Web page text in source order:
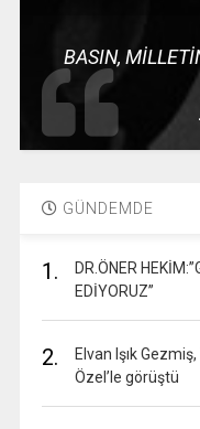
BASIN,
GÜNDEMDE
1.
DR.ÖNER
EDİYORUZ”
2.
Elvan Işık
Özel’le görüştü